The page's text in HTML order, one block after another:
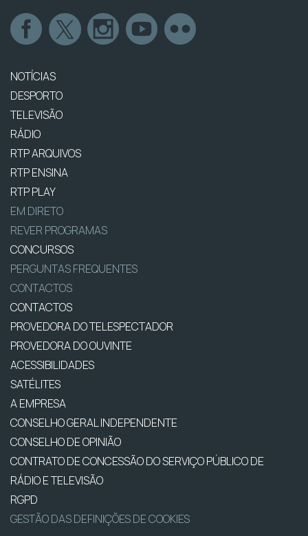
NOTÍCIAS
DESPORTO
TELEVISÃO
RÁDIO
RTP ARQUIVOS
RTP ENSINA
RTP PLAY
EM DIRETO
REVER PROGRAMAS
CONCURSOS
PERGUNTAS FREQUENTES
CONTACTOS
CONTACTOS
PROVEDORA DO TELESPECTADOR
PROVEDORA DO OUVINTE
ACESSIBILIDADES
SATÉLITES
A EMPRESA
CONSELHO GERAL INDEPENDENTE
CONSELHO DE OPINIÃO
CONTRATO DE CONCESSÃO DO SERVIÇO PÚBLICO DE
RÁDIO E TELEVISÃO
RGPD
GESTÃO DAS DEFINIÇÕES DE COOKIES